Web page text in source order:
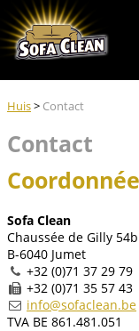
Huis> Contact
Contact
Sofa Clean
Chaussée de Gilly 54b
B-6040 Jumet
+32 (0)71 37 29 79
+32 (0)71 35 57 43
info@sofaclean.be
TVA BE 861.481.051